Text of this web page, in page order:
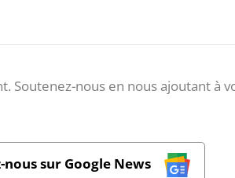
Soutenez-nous en nous ajoutant à
nous sur Google News